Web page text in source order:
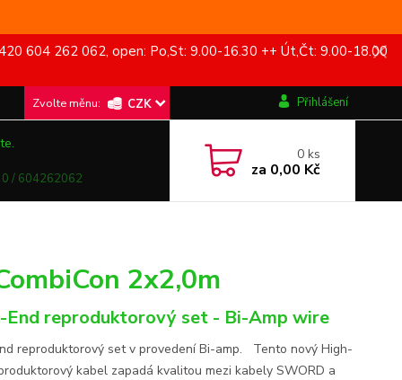
604 262 062, open: Po,St: 9.00-16.30 ++ Út,Čt: 9.00-18.00
CZK Přihlášení
/ 604262062
0ks
za 0,00 Kč
2x2,0m
End reproduktorový set - Bi-Amp wire
reproduktorový set v provedení Bi-amp. Tento nový High-
kabel zapadá kvalitou mezi kabely SWORD a